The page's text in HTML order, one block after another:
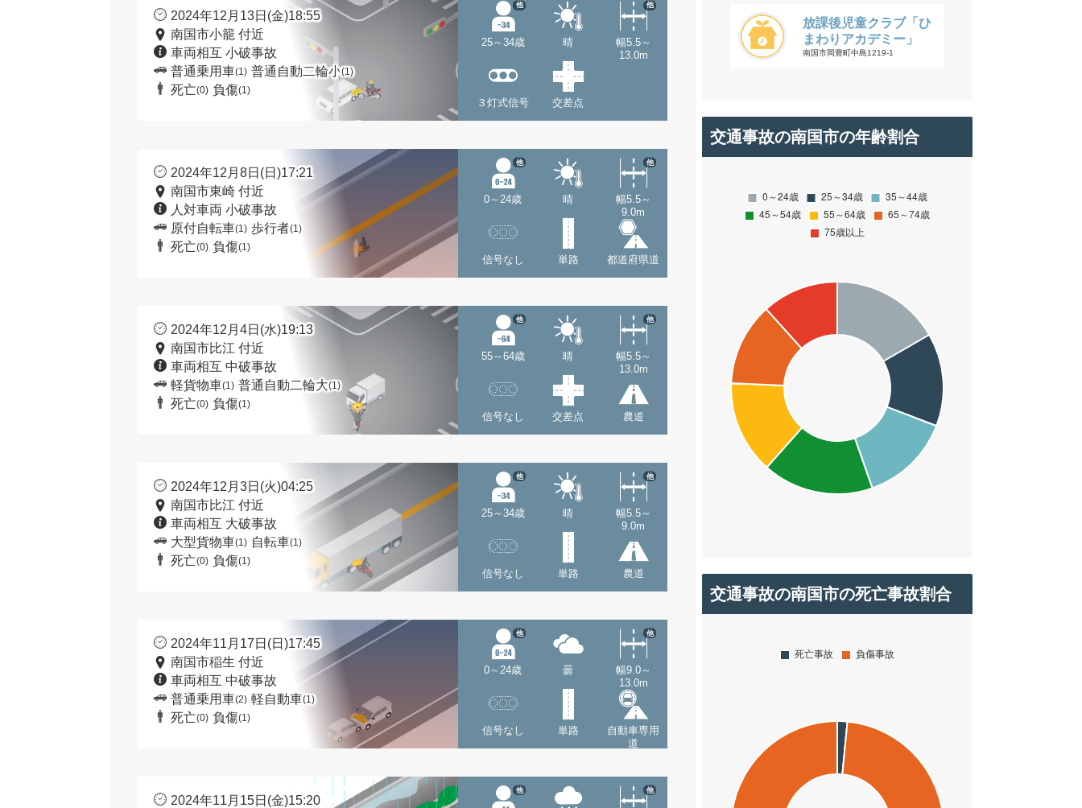
2024年12月13日(金)18:55
南国市小籠 付近
車両相互 小破事故
普通乗用車(1) 普通自動二輪小(1)
死亡(0) 負傷(1)
25～34歳
他
晴
幅5.5～
13.0m
他
３灯式信号 交差点
2024年12月8日(日)17:21
南国市東崎 付近
人対車両 小破事故
原付自転車(1) 歩行者(1)
死亡(0) 負傷(1)
0～24歳
他
晴
幅5.5～
9.0m
他
信号なし 単路 都道府県道
2024年12月4日(水)19:13
南国市比江 付近
車両相互 中破事故
軽貨物車(1) 普通自動二輪大(1)
死亡(0) 負傷(1)
55～64歳
他
晴
幅5.5～
13.0m
他
信号なし 交差点 農道
2024年12月3日(火)04:25
南国市比江 付近
車両相互 大破事故
大型貨物車(1) 自転車(1)
死亡(0) 負傷(1)
25～34歳
他
晴
幅5.5～
9.0m
他
信号なし 単路 農道
2024年11月17日(日)17:45
南国市稲生 付近
車両相互 中破事故
普通乗用車(2) 軽自動車(1)
死亡(0) 負傷(1)
0～24歳
他
曇
幅9.0～
13.0m
他
信号なし 単路
自動車専用
道
2024年11月15日(金)15:20
他 他
放課後児童クラブ「ひ
まわりアカデミー」
南国市岡豊町中島1219-1
交通事故の南国市の年齢割合
交通事故の南国市の死亡事故割合